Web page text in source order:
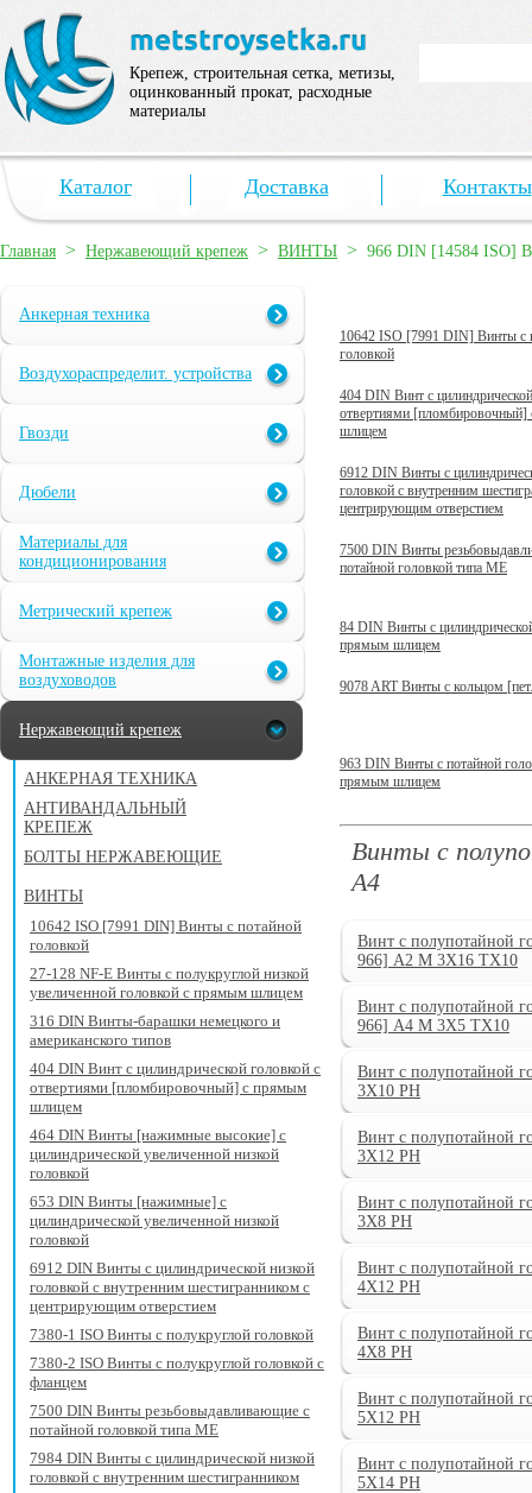
Крепеж, строительная сетка, метизы,
оцинкованный прокат, расходные
материалы
Каталог Доставка Контакты
Главная > Нержавеющий крепеж > ВИНТЫ > 966 DIN [14584 ISO]
Анкерная техника
Воздухораспределит. устройства
Гвозди
Дюбели
Материалы для
кондиционирования
Метрический крепеж
Монтажные изделия для
воздуховодов
Нержавеющий крепеж
АНКЕРНАЯ ТЕХНИКА
АНТИВАНДАЛЬНЫЙ
КРЕПЕЖ
БОЛТЫ НЕРЖАВЕЮЩИЕ
ВИНТЫ
10642 ISO [7991 DIN] Винты с потайной
головкой
27-128 NF-E Винты с полукруглой низкой
увеличенной головкой с прямым шлицем
316 DIN Винты-барашки немецкого и
американского типов
404 DIN Винт с цилиндрической головкой с
отвертиями [пломбировочный] с прямым
шлицем
464 DIN Винты [нажимные высокие] с
цилиндрической увеличенной низкой
головкой
653 DIN Винты [нажимные] с
цилиндрической увеличенной низкой
головкой
6912 DIN Винты с цилиндрической низкой
головкой с внутренним шестигранником с
центрирующим отверстием
7380-1 ISO Винты с полукруглой головкой
7380-2 ISO Винты с полукруглой головкой с
фланцем
7500 DIN Винты резьбовыдавливающие с
потайной головкой типа ME
7984 DIN Винты с цилиндрической низкой
головкой с внутренним шестигранником
10642 ISO [7991 DIN] Винты с
головкой
404 DIN Винт с
отвертиями
шлицем
6912 DIN Винты с
головкой с внутренним
центрирующим отверстием
7500 DIN Винты
потайной головкой типа ME
84 DIN Винты с
прямым шлицем
9078 ART Винты с кольцом
963 DIN Винты с потайной
прямым шлицем
Винты с
А4
Винт с полупотайной
966] А2 M 3X16 TX10
Винт с полупотайной
966] А4 M 3X5 TX10
Винт с полупотайной
3X10 PH
Винт с полупотайной
3X12 PH
Винт с полупотайной
3X8 PH
Винт с полупотайной
4X12 PH
Винт с полупотайной
4X8 PH
Винт с полупотайной
5X12 PH
Винт с полупотайной
5X14 PH